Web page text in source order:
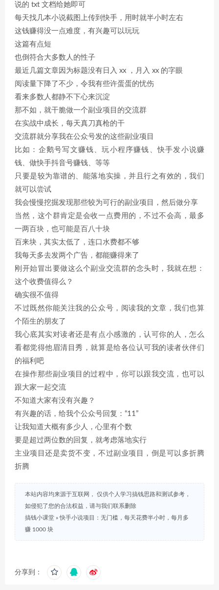
说的 txt 文档给她即可
每天找几本小说截图上传到快手，用时就半小时左右
这钱赚得没一点难度，有兴趣可以玩玩
这篇有点短
也倒符合大多数人的性子
最近几篇文章因为标题没有日入 xx ，月入 xx 的字眼
阅读量下降了不少，令我有些许蛋蛋的忧伤
看来多数人都静不下心来沉淀
那不如，就干脆做一个副业项目的交流群
在实战中成长，每天真刀真枪的干
交流群就分享我在公众号发的这些副业项目
比如：企鹅号写文赚钱、玩小程序赚钱、快手发小说赚
钱、做快手抖音号赚钱、等等
只要是较为靠谱的、能落地实操，并且行之有效的，我们
就可以尝试
我会慢慢挖掘发现那些较为可行的副业项目，然后做分享
当然，这个群肯定是会收一点费用的，不过不会高，最多
一两百块，也可能是百八十块
百来块，其实太低了，连口水费都不够
我每天多去发两个广告，都能赚得来了
刚开始冒出要做这么个副业交流群的念头时，我就在想：
这个收费值得么？
确实很不值得
不过既然你能关注我的公众号，阅读我的文章，我们也算
个陌生的朋友了
我心底其实对读者还是有点小感激的，认可你的人，怎么
看都觉得他眉清目秀，就算是给各位认可我的读者伙伴们
的福利吧
在操作那些副业项目的过程中，你可以跟我交流，也可以
跟大家一起交流
不知道大家有没有兴趣？
有兴趣的话，给我个公众号回复：“11”
让我知道大概有多少人，心里有个数
要是超过两位数的回复，就考虑落地实行
主业项目还是卖货不变，不过副业项目，倒是可以多折腾
折腾
本站内容均来源于互联网， 仅供个人学习搞钱思路和测试参考，
如侵犯了您的合法权益，请与我们联系删除
搞钱小课堂 »快手小说项目：无门槛，每天花费半小时，每月多
赚 1000 块
分享到：